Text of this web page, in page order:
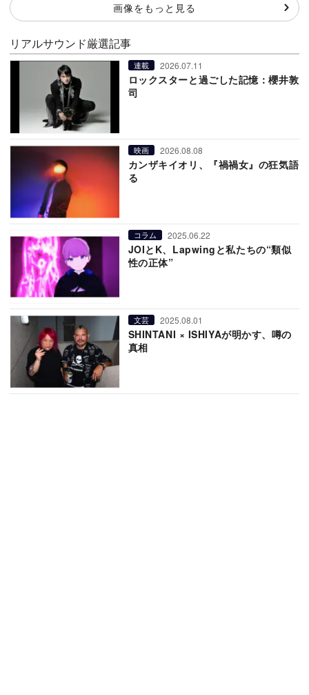
画像をもっと見る
リアルサウンド厳選記事
連載 2026.07.11
ロックスターと過ごした記憶：櫻井敦
司
映画 2026.08.08
カンザキイオリ、『禍禍女』の狂気語
る
コラム 2025.06.22
JOIとK、Lapwingと私たちの“類似
性の正体”
文芸 2025.08.01
SHINTANI × ISHIYAが明かす、噂の
真相